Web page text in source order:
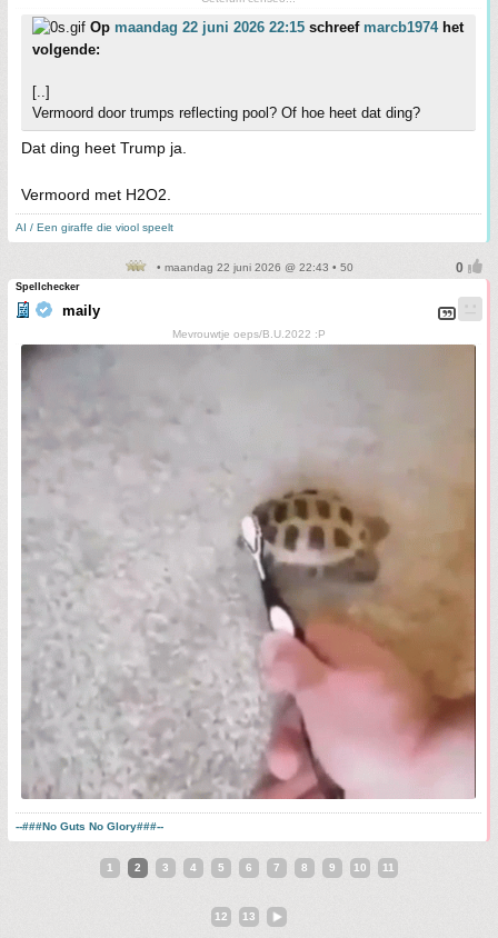
Op maandag 22 juni 2026 22:15 schreef marcb1974het
volgende:
[..]
Vermoord door trumps reflecting pool? Of hoe heet dat ding?
Dat ding heet Trump ja.
Vermoord met H2O2.
AI / Een giraffe die viool speelt
• maandag 22 juni 2026 @ 22:43 • 50
Spellchecker
maily
Mevrouwtje oeps/B.U.2022 :P
--###No Guts No Glory###--
1 2 3 4 5 6 7 8 9 10 11
12 13